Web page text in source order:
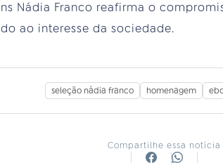
Nádia Franco reafirma o
ao interesse da sociedade.
seleção nádia franco homenagem ebc
Compartilhe essa notícia